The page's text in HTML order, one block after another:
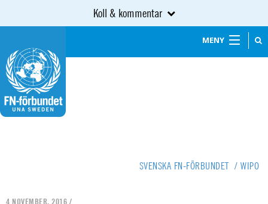
Koll & kommentar
MENY
SVENSKA FN-FÖRBUNDET / WIPO
4 NOVEMBER, 2016 /